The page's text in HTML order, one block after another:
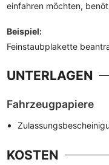
einfahren möchten,
Beispiel:
Feinstaubplakette
UNTERLAGEN
Fahrzeugpapiere
KOSTEN